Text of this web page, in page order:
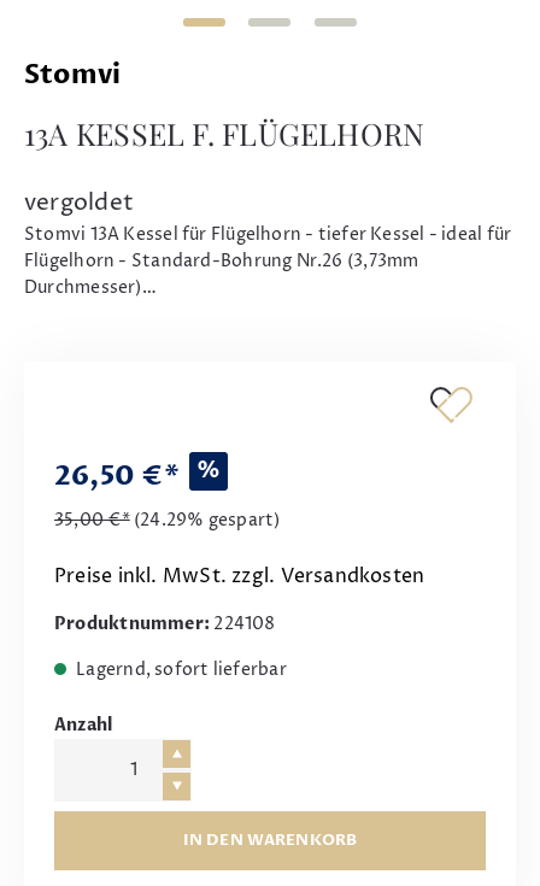
Stomvi
13A KESSEL F. FLÜGELHORN
vergoldet
Stomvi 13A Kessel für Flügelhorn - tiefer Kessel - ideal für
Flügelhorn - Standard-Bohrung Nr.26 (3,73mm
Durchmesser)…
26,50 €* %
35,00 €* (24.29% gespart)
Preise inkl. MwSt. zzgl. Versandkosten
Produktnummer: 224108
Lagernd, sofort lieferbar
Anzahl
IN DEN WARENKORB